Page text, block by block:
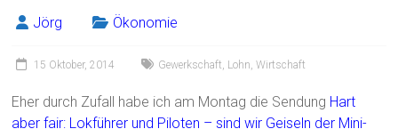
Jörg Ökonomie
15 Oktober, 2014 Gewerkschaft Lohn ,Wirtschaft
Eher durch Zufall habe ich am Montag die Sendung Hart
aber fair: Lokführer und Piloten – sind wir Geiseln der Mini-